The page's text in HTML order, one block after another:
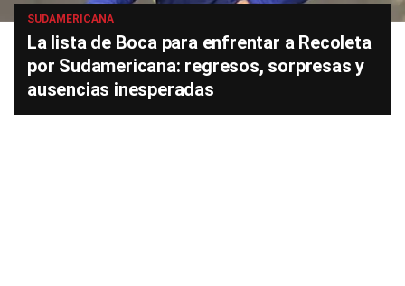
SUDAMERICANA
La lista de Boca para enfrentar a Recoleta
por Sudamericana: regresos, sorpresas y
ausencias inesperadas